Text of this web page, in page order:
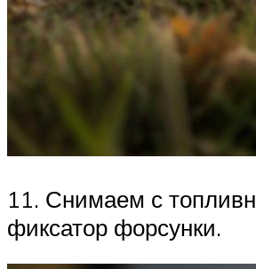
11. Снимаем с
фиксатор форсунки.